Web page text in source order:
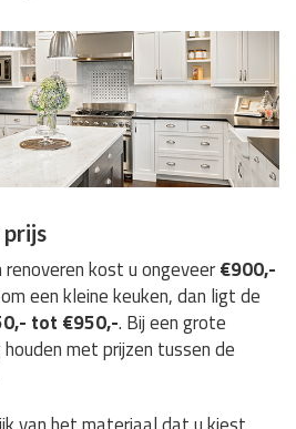
prijs
kost u ongeveer€900,-
een kleine keuken, dan ligt de
tot €950,-. Bij een grote
met prijzen tussen de